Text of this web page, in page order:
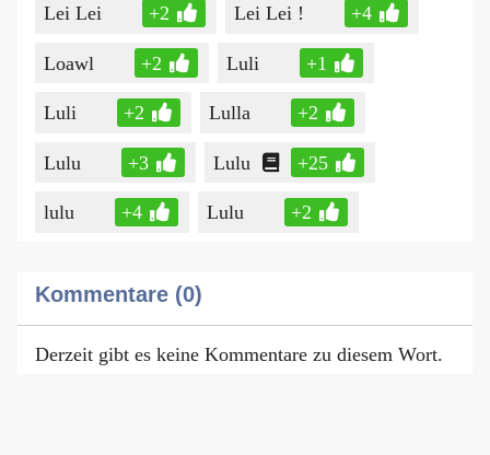
Lei Lei +2 Lei Lei ! +4
Loawl +2 Luli +1
Luli +2 Lulla +2
Lulu +3 Lulu +25
lulu +4 Lulu +2
Kommentare (0)
Derzeit gibt es keine Kommentare zu diesem Wort.